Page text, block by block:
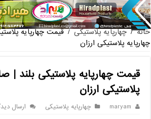
پخش عمده صندلی پلاستیکی دسته دار 889 ناصر + قیمت روز
خانه / چهارپایه پلاستیکی / قیمت چهارپایه
چهارپایه پلاستیکی ارزان
قیمت چهارپایه پلاستیکی بلند |
پلاستیکی ارزان
maryam چهارپایه پلاستیکی ارسال